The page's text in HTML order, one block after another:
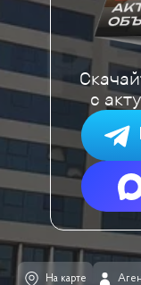
На карте
с